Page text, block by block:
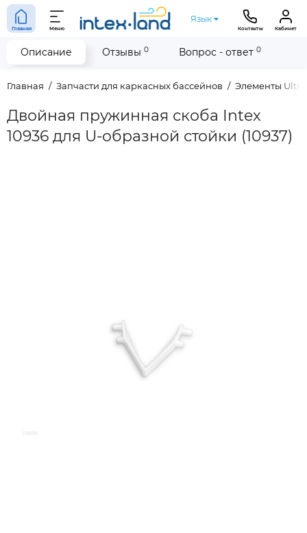
Главная Меню
Язык
Контакты Кабинет
Главная Запчасти для каркасных бассейнов Элементы
Двойная пружинная скоба Intex
10936 для U-образной стойки (10937)
Описание Отзывы 0 Вопрос - ответ 0